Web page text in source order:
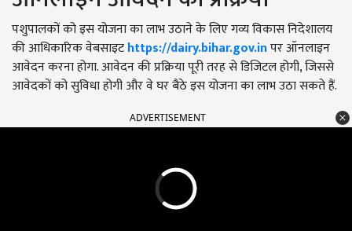
पशुपालकों को इस योजना का लाभ उठाने के लिए गव्य विकास निदेशालय
की आधिकारिक वेबसाइटhttps://dairy.bihar.gov.inपर ऑनलाइन
आवेदन करना होगा. आवेदन की प्रक्रिया पूरी तरह से डिजिटल होगी, जिससे
आवेदकों को सुविधा होगी और वे घर बैठे इस योजना का लाभ उठा सकते हैं.
ADVERTISEMENT